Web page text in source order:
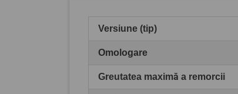
Versiune (tip)
Omologare
Greutatea maximă a remorcii